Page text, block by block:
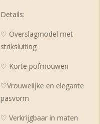
Details:
♡ Overslagmodel met
striksluiting
♡ Korte pofmouwen
♡Vrouwelijke en elegante
pasvorm
♡ Verkrijgbaar in maten